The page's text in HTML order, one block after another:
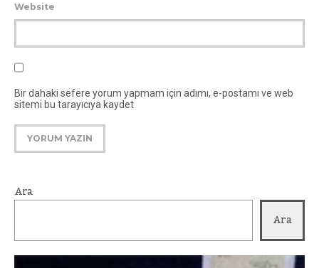
Website
Bir dahaki sefere yorum yapmam için adımı, e-postamı ve web
sitemi bu tarayıcıya kaydet
Ara
Ara